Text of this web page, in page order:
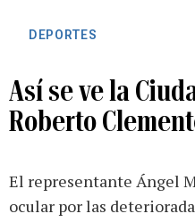
DEPORTES
Así se ve la
Roberto
El representante Ángel
ocular por las